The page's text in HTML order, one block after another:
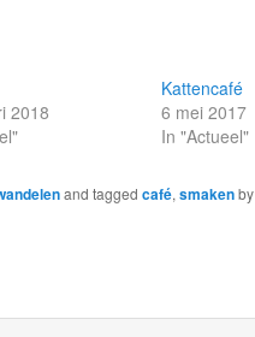
2018
Kattencafé
6 mei 2017
In "Actueel"
and tagged café, smakenby